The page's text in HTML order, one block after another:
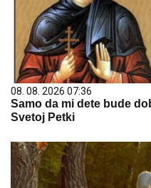
08. 08. 2026 07:36
Samo da mi dete bude
Svetoj Petki